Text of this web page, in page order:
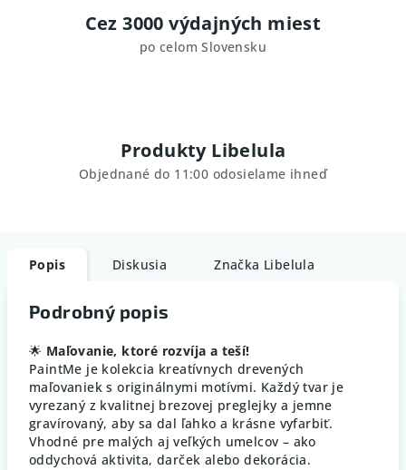
Cez 3000 výdajných miest
po celom Slovensku
Produkty Libelula
Objednané do 11:00 odosielame ihneď
Popis Diskusia Značka Libelula
Podrobný popis
🌟 Maľovanie, ktoré rozvíja a teší!
PaintMe je kolekcia kreatívnych drevených
maľovaniek s originálnymi motívmi. Každý tvar je
vyrezaný z kvalitnej brezovej preglejky a jemne
gravírovaný, aby sa dal ľahko a krásne vyfarbiť.
Vhodné pre malých aj veľkých umelcov – ako
oddychová aktivita, darček alebo dekorácia.